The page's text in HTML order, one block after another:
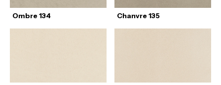
Ombre 134 Chanvre 135